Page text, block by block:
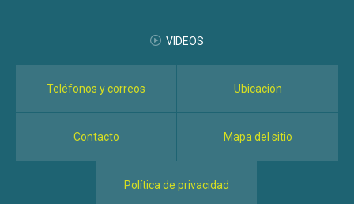
VIDEOS
Teléfonos y correos Ubicación
Contacto Mapa del sitio
Política de privacidad